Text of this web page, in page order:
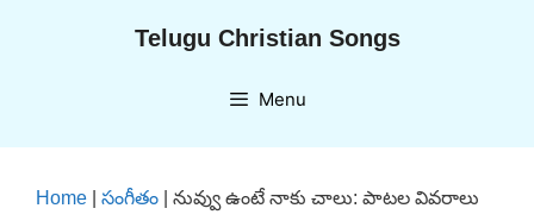
Telugu Christian Songs
Menu
Home సంగీతం
నువ్వు ఉంటే నాకు చాలు: పాటల వివరాలు